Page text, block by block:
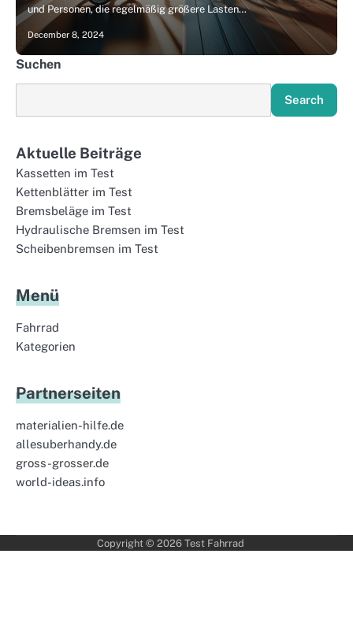
und Personen, die regelmäßig größere Lasten…
December 8, 2024
Suchen
Search
Aktuelle Beiträge
Kassetten im Test
Kettenblätter im Test
Bremsbeläge im Test
Hydraulische Bremsen im Test
Scheibenbremsen im Test
Menü
Fahrrad
Kategorien
Partnerseiten
materialien-hilfe.de
allesuberhandy.de
gross-grosser.de
world-ideas.info
Copyright © 2026 Test Fahrrad